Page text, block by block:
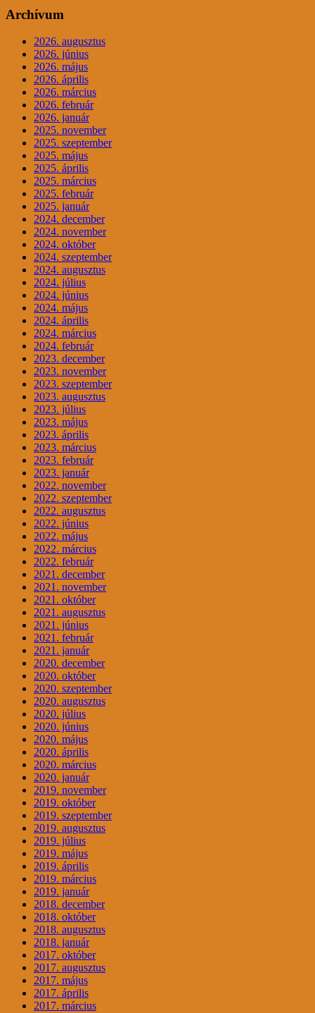
Archívum
2026. augusztus
2026. június
2026. május
2026. április
2026. március
2026. február
2026. január
2025. november
2025. szeptember
2025. május
2025. április
2025. március
2025. február
2025. január
2024. december
2024. november
2024. október
2024. szeptember
2024. augusztus
2024. július
2024. június
2024. május
2024. április
2024. március
2024. február
2023. december
2023. november
2023. szeptember
2023. augusztus
2023. július
2023. május
2023. április
2023. március
2023. február
2023. január
2022. november
2022. szeptember
2022. augusztus
2022. június
2022. május
2022. március
2022. február
2021. december
2021. november
2021. október
2021. augusztus
2021. június
2021. február
2021. január
2020. december
2020. október
2020. szeptember
2020. augusztus
2020. július
2020. június
2020. május
2020. április
2020. március
2020. január
2019. november
2019. október
2019. szeptember
2019. augusztus
2019. július
2019. május
2019. április
2019. március
2019. január
2018. december
2018. október
2018. augusztus
2018. január
2017. október
2017. augusztus
2017. május
2017. április
2017. március